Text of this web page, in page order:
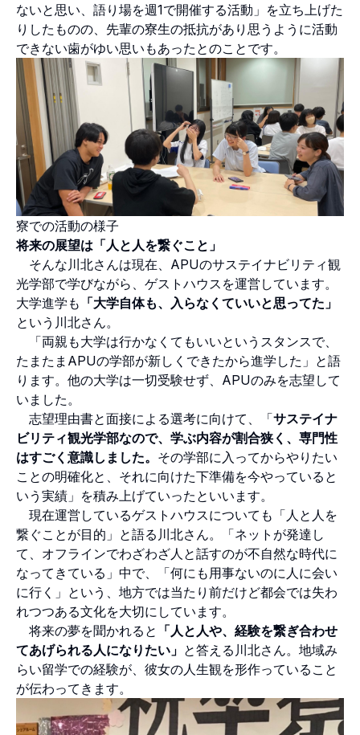
ないと思い、語り場を週1で開催する活動」を立ち上げた
りしたものの、先輩の寮生の抵抗があり思うように活動
できない歯がゆい思いもあったとのことです。
寮での活動の様子
将来の展望は「人と人を繋ぐこと」
そんな川北さんは現在、APUのサステイナビリティ観
光学部で学びながら、ゲストハウスを運営しています。
大学進学も 「大学自体も、入らなくていいと思ってた」
という川北さん。
「両親も大学は行かなくてもいいというスタンスで、
たまたまAPUの学部が新しくできたから進学した」と語
ります。他の大学は一切受験せず、APUのみを志望して
いました。
志望理由書と面接による選考に向けて、「サステイナ
ビリティ観光学部なので、学ぶ内容が割合狭く、専門性
はすごく意識しました。 その学部に入ってからやりたい
ことの明確化と、それに向けた下準備を今やっていると
いう実績」を積み上げていったといいます。
現在運営しているゲストハウスについても「人と人を
繋ぐことが目的」と語る川北さん。「ネットが発達し
て、オフラインでわざわざ人と話すのが不自然な時代に
なってきている」中で、「何にも用事ないのに人に会い
に行く」という、地方では当たり前だけど都会では失わ
れつつある文化を大切にしています。
将来の夢を聞かれると 「人と人や、経験を繋ぎ合わせ
てあげられる人になりたい」 と答える川北さん。地域み
らい留学での経験が、彼女の人生観を形作っていること
が伝わってきます。